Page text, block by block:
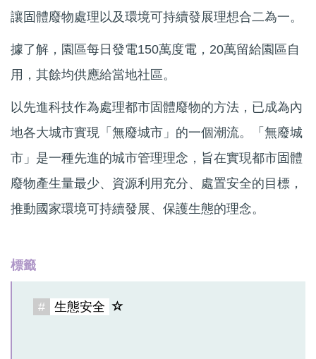
讓固體廢物處理以及環境可持續發展理想合二為一。
據了解，園區每日發電150萬度電，20萬留給園區自
用，其餘均供應給當地社區。
以先進科技作為處理都市固體廢物的方法，已成為內
地各大城市實現「無廢城市」的一個潮流。「無廢城
市」是一種先進的城市管理理念，旨在實現都市固體
廢物產生量最少、資源利用充分、處置安全的目標，
推動國家環境可持續發展、保護生態的理念。
標籤
# 生態安全